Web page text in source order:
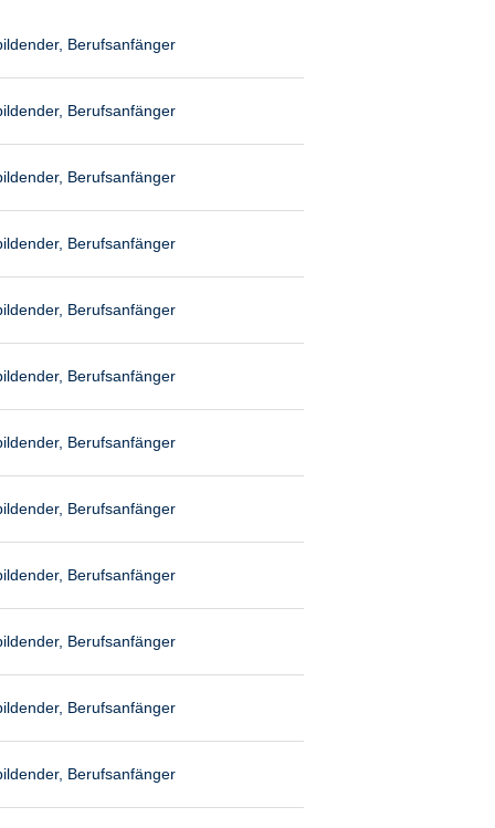
Berufsanfänger
Berufsanfänger
Berufsanfänger
Berufsanfänger
Berufsanfänger
Berufsanfänger
Berufsanfänger
Berufsanfänger
Berufsanfänger
Berufsanfänger
Berufsanfänger
Berufsanfänger